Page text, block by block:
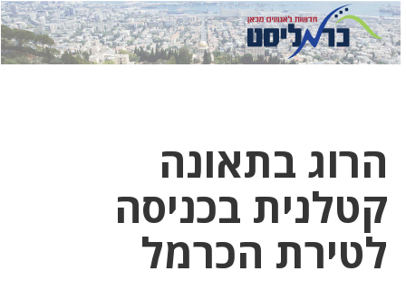
לחץ
כאן
לחץ
כדי
הרוג בתאונה
קטלנית בכניסה
לטירת הכרמל